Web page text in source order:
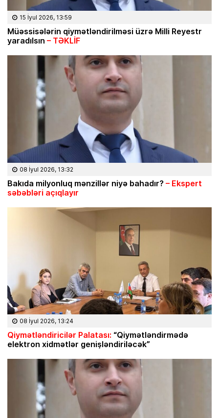
15 İyul 2026, 13:59
Müəssisələrin qiymətləndirilməsi üzrə Milli Reyestr
yaradılsın – TƏKLİF
08 İyul 2026, 13:32
Bakıda milyonluq mənzillər niyə bahadır? – Ekspert
səbəbləri açıqlayır
08 İyul 2026, 13:24
Qiymətləndiricilər Palatası: “Qiymətləndirmədə
elektron xidmətlər genişləndiriləcək”